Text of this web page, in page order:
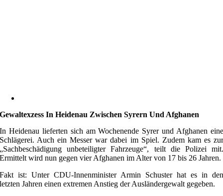
Gewaltexzess In Heidenau Zwischen Syrern Und Afghanen
In Heidenau lieferten sich am Wochenende Syrer und Afghanen eine
Schlägerei. Auch ein Messer war dabei im Spiel. Zudem kam es zur
„Sachbeschädigung unbeteiligter Fahrzeuge“, teilt die Polizei mit.
Ermittelt wird nun gegen vier Afghanen im Alter von 17 bis 26 Jahren.
Fakt ist: Unter CDU-Innenminister Armin Schuster hat es in den
letzten Jahren einen extremen Anstieg der Ausländergewalt gegeben.